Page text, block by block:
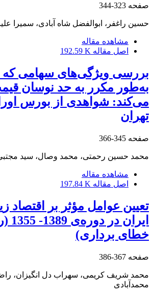
صفحه 323-344
حسین راغفر، ابوالفضل شاه آبادی، سمیرا
مشاهده مقاله
اصل مقاله 192.59 K
بررسی ویژگی‌های‌ سهامی که
به‌طور مکرر به حد نوسان
می‌کند: شواهدی از بورس
تهران
صفحه 345-366
محمد حسین رحمتی، محمد وصال، سید
مشاهده مقاله
اصل مقاله 197.84 K
تعیین عوامل مؤثر بر اقتصاد
خطای برداری)
صفحه 367-386
محمد شریف کریمی، سهراب دل انگیزان،
محمدآبادی